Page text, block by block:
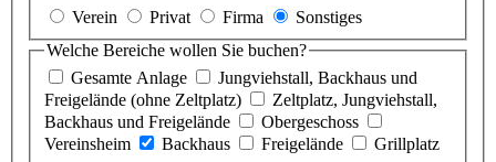
Verein
Privat Firma
Sonstiges
Welche Bereiche wollen Sie buchen?
Gesamte Anlage
Jungviehstall, Backhaus und
Freigelände (ohne Zeltplatz)
Zeltplatz, Jungviehstall,
Backhaus und Freigelände
Obergeschoss
Vereinsheim
Backhaus Freigelände
Grillplatz